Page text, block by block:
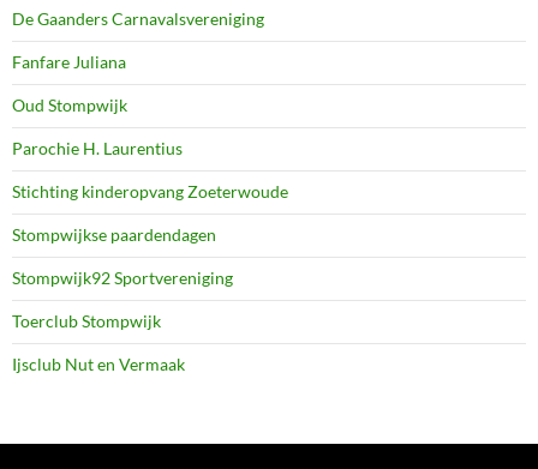
De Gaanders Carnavalsvereniging
Fanfare Juliana
Oud Stompwijk
Parochie H. Laurentius
Stichting kinderopvang Zoeterwoude
Stompwijkse paardendagen
Stompwijk92 Sportvereniging
Toerclub Stompwijk
Ijsclub Nut en Vermaak